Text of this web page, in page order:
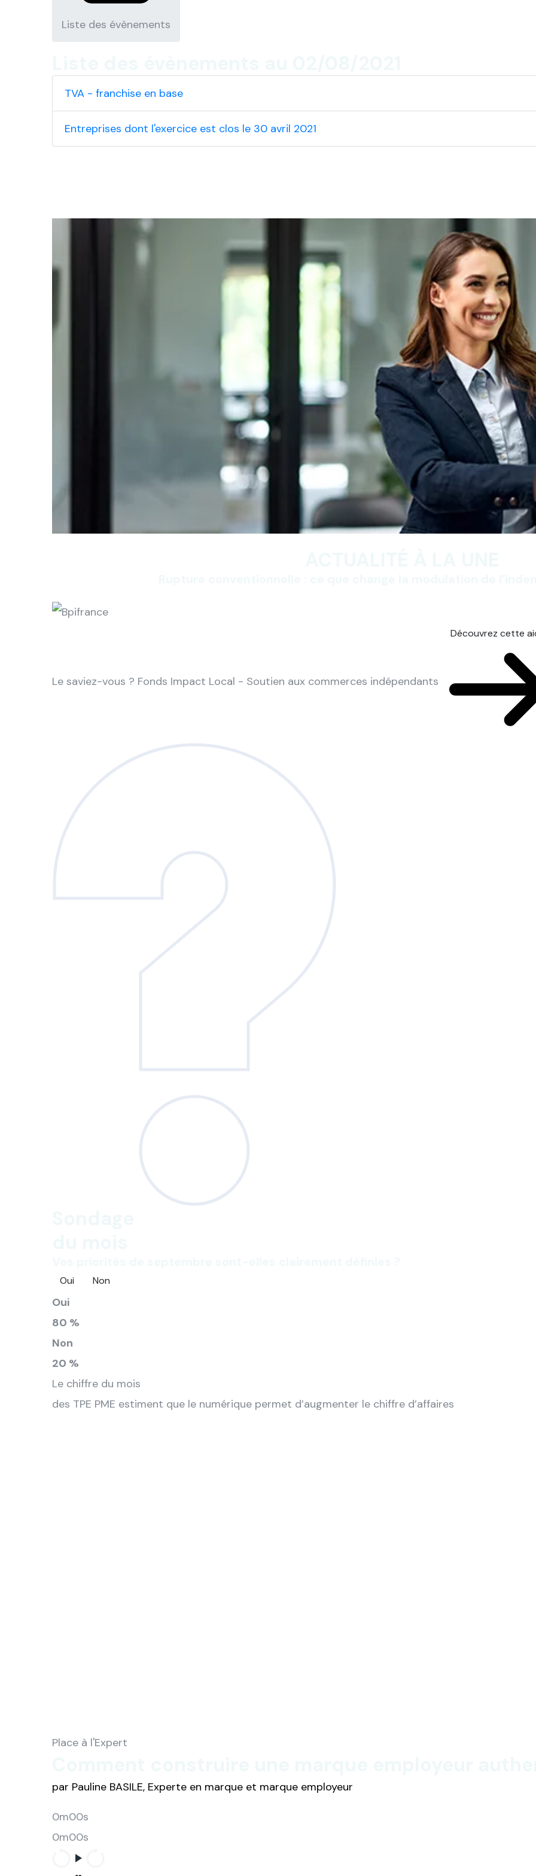
Liste des évènements
TVA - franchise en base
Entreprises dont l'exercice est clos le 30 avril 2021
Le saviez-vous ? Fonds Impact Local - Soutien aux commerces indépendants
Découvrez cette
Oui Non
Oui
80 %
Non
20 %
Le chiffre du mois
des TPE PME estiment que le numérique permet d’augmenter le chiffre d’affaires
Place à l'Expert
par Pauline BASILE, Experte en marque et marque employeur
0m00s
0m00s